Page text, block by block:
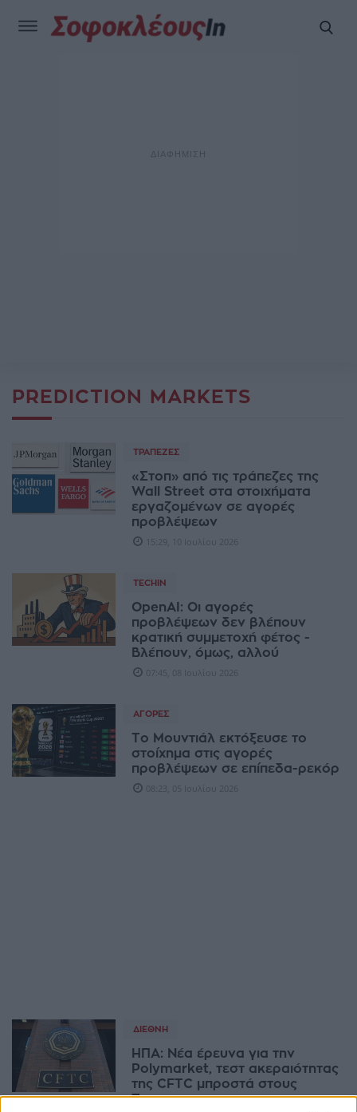
PREDICTION MARKETS
ΤΡΆΠΕΖΕΣ
«Στοπ» από τις τράπεζες της
Wall Street στα στοιχήματα
εργαζομένων σε αγορές
προβλέψεων
15:29, 10 Ιουλίου 2026
TECHIN
OpenAI: Οι αγορές
προβλέψεων δεν βλέπουν
κρατική συμμετοχή φέτος -
Βλέπουν, όμως, αλλού
07:45, 08 Ιουλίου 2026
ΑΓΟΡΈΣ
Το Μουντιάλ εκτόξευσε το
στοίχημα στις αγορές
προβλέψεων σε επίπεδα-ρεκόρ
08:23, 05 Ιουλίου 2026
ΔΙΕΘΝΉ
ΗΠΑ: Νέα έρευνα για την
Polymarket, τεστ ακεραιότητας
της CFTC μπροστά στους
Τραμπ